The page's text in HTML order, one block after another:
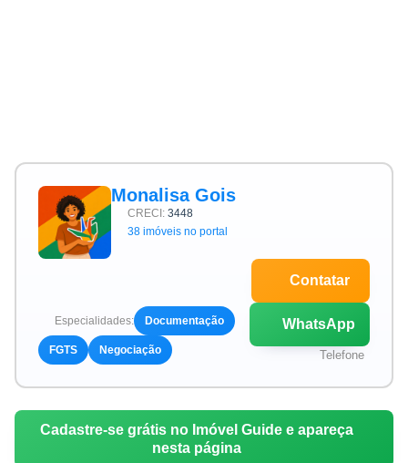
Monalisa Gois
CRECI: 3448
38 imóveis no portal
Especialidades: Documentação
FGTS Negociação
Contatar
WhatsApp
Telefone
Cadastre-se grátis no Imóvel Guide e apareça
nesta página